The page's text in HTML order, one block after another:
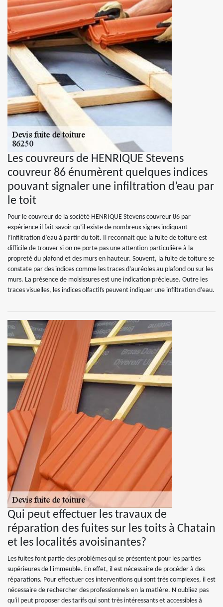
Les couvreurs de HENRIQUE Stevens
couvreur 86 énumèrent quelques indices
pouvant signaler une infiltration d’eau par
le toit
Pour le couvreur de la société HENRIQUE Stevens couvreur 86 par
expérience il fait savoir qu’il existe de nombreux signes indiquant
l’infiltration d’eau à partir du toit. Il reconnait que la fuite de toiture est
difficile de trouver si on ne porte pas une attention particulière à la
propreté du plafond et des murs en hauteur. Souvent, la fuite de toiture se
constate par des indices comme les traces d’auréoles au plafond ou sur les
murs. La présence de moisissures est une indication précieuse. Outre les
traces visuelles, les indices olfactifs peuvent indiquer une infiltration d’eau.
Qui peut effectuer les travaux de
réparation des fuites sur les toits à Chatain
et les localités avoisinantes?
Les fuites font partie des problèmes qui se présentent pour les parties
supérieures de l'immeuble. En effet, il est nécessaire de procéder à des
réparations. Pour effectuer ces interventions qui sont très complexes, il est
nécessaire de rechercher des professionnels en la matière. N'oubliez pas
qu'il peut proposer des tarifs qui sont très intéressants et accessibles à